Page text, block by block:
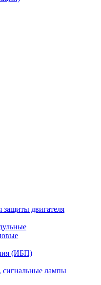
защиты двигателя
(ИБП)
сигнальные лампы